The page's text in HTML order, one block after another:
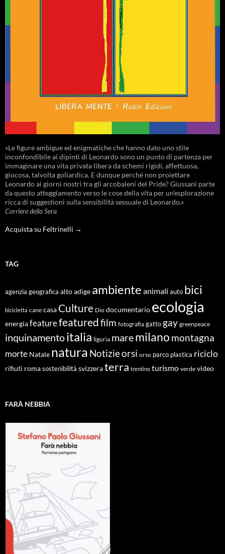
«Le figure ambigue ed enigmatiche che hanno dato uno stile
inconfondibile ai dipinti di Leonardo sono un punto di partenza per
immaginare una vita privata libera da schemi rigidi, affettuosa,
giocosa, talvolta goliardica. E dunque perché non proiettare
Leonardo ai giorni nostri tra gli arcobaleni del Pride? Giussani parte
da questo atteggiamento verso le cose della vita per un’esplorazione
ricca di suggestioni sulla sensibilità sessuale di Leonardo.»
Corriere della Sera
Acquista su Feltrinelli →
TAG
agenzia geografica alto adige ambiente animali auto bici
bicicletta cane casa Culture Dio documentario ecologia
energiafeaturefeaturedfilm fotografia gatto gay greenpeace
inquinamentoitalia liguria maremilano montagna
morte Natale natura Notizieorsi orso parco plastica riciclo
rifiuti roma sostenibilità svizzeraterra trentino turismo verde video
FARÀ NEBBIA